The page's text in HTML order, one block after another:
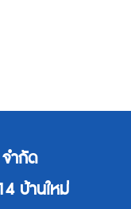
ำกัด
บ้านใหม่